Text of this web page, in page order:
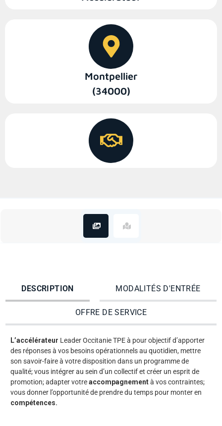
Montpellier
(34000)
DESCRIPTION MODALITÉS D'ENTRÉE
OFFRE DE SERVICE
L’accélérateur Leader Occitanie TPE à pour objectif d’apporter
des réponses à vos besoins opérationnels au quotidien, mettre
son savoir-faire à votre disposition dans un programme de
qualité; vous intégrer au sein d’un collectif et créer un esprit de
promotion; adapter votreaccompagnementà vos contraintes;
vous donner l’opportunité de prendre du temps pour monter en
compétences.